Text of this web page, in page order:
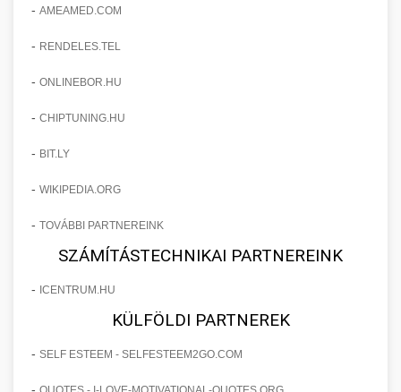
- AMEAMED.COM
- RENDELES.TEL
- ONLINEBOR.HU
- CHIPTUNING.HU
- BIT.LY
- WIKIPEDIA.ORG
- TOVÁBBI PARTNEREINK
SZÁMÍTÁSTECHNIKAI PARTNEREINK
- ICENTRUM.HU
KÜLFÖLDI PARTNEREK
- SELF ESTEEM - SELFESTEEM2GO.COM